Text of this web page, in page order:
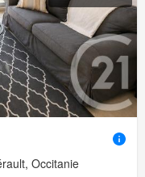
Occitanie